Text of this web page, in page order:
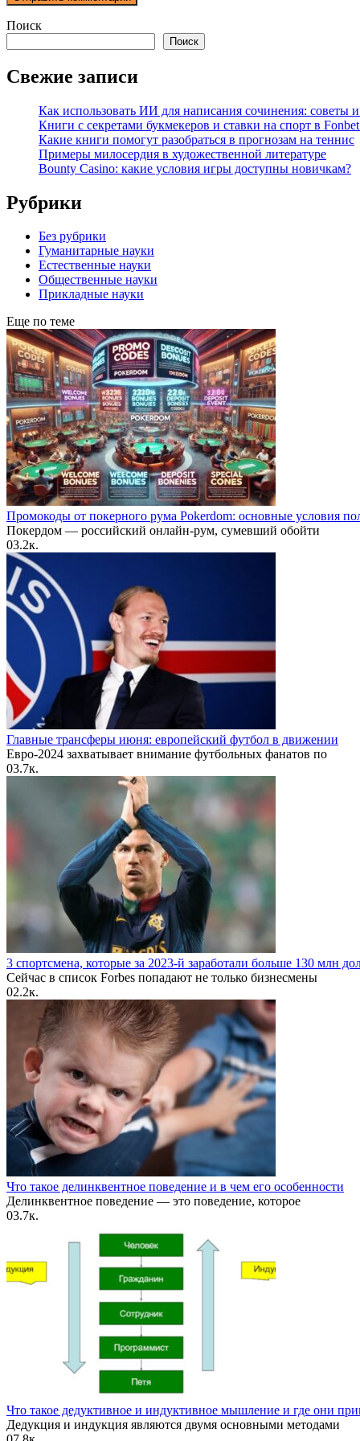
Поиск
Поиск
Свежие записи
Как использовать ИИ для написания сочинения: советы
Книги с секретами букмекеров и ставки на спорт в
Какие книги помогут разобраться в прогнозам на теннис
Примеры милосердия в художественной литературе
Bounty Casino: какие условия игры доступны новичкам?
Рубрики
Без рубрики
Гуманитарные науки
Естественные науки
Общественные науки
Прикладные науки
Еще по теме
Промокоды от покерного рума Pokerdom: основные условия
Покердом — российский онлайн-рум, сумевший обойти
03.2к.
Главные трансферы июня: европейский футбол в движении
Евро-2024 захватывает внимание футбольных фанатов по
03.7к.
3 спортсмена, которые за 2023-й заработали больше 130 млн
Сейчас в список Forbes попадают не только бизнесмены
02.2к.
Что такое делинквентное поведение и в чем его особенности
Делинквентное поведение — это поведение, которое
03.7к.
Что такое дедуктивное и индуктивное мышление и где они
Дедукция и индукция являются двумя основными методами